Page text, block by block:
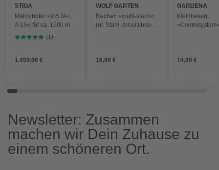
STIGA
Mähroboter »VISTA«,
A 15v, für ca. 1500 m² -
gelb
(1)
1.499,00 €
WOLF GARTEN
Rechen »multi-star®«,
rot, Stahl, Arbeitsbreite:
16,99 €
GARDENA
Kleinbesen,
14,99 €
Newsletter: Zusammen
machen wir Dein Zuhause zu
einem schöneren Ort.